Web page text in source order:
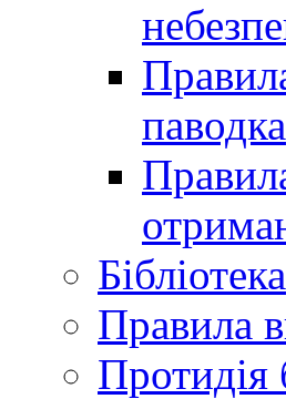
паводка
Бібліотека
Правила
Протидія